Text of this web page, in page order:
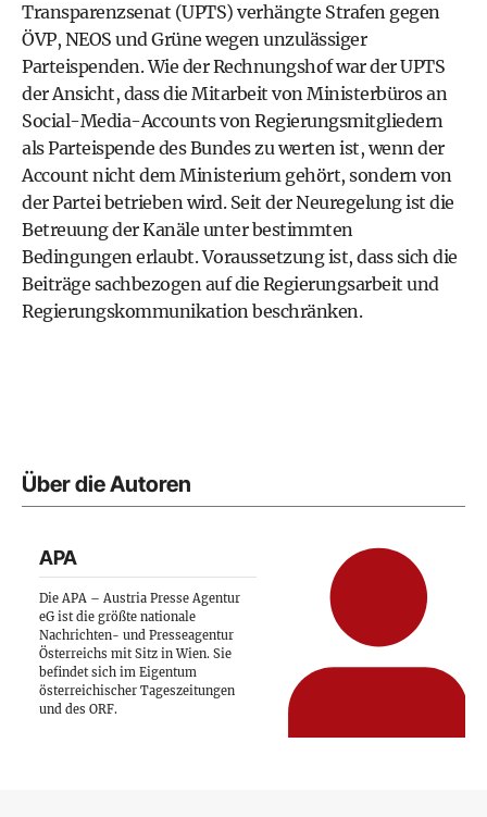
Transparenzsenat (UPTS) verhängte Strafen gegen
ÖVP, NEOS und Grüne wegen unzulässiger
Parteispenden. Wie der Rechnungshof war der UPTS
der Ansicht, dass die Mitarbeit von Ministerbüros an
Social-Media-Accounts von Regierungsmitgliedern
als Parteispende des Bundes zu werten ist, wenn der
Account nicht dem Ministerium gehört, sondern von
der Partei betrieben wird. Seit der Neuregelung ist die
Betreuung der Kanäle unter bestimmten
Bedingungen erlaubt. Voraussetzung ist, dass sich die
Beiträge sachbezogen auf die Regierungsarbeit und
Regierungskommunikation beschränken.
Über die Autoren
APA
Die APA – Austria Presse Agentur
eG ist die größte nationale
Nachrichten- und Presseagentur
Österreichs mit Sitz in Wien. Sie
befindet sich im Eigentum
österreichischer Tageszeitungen
und des ORF.